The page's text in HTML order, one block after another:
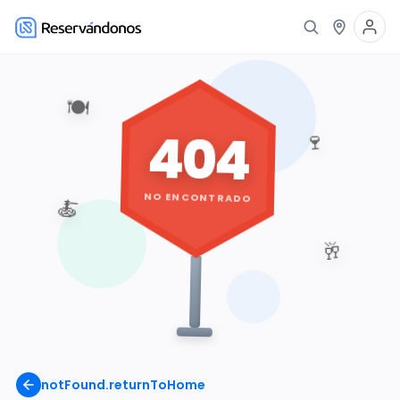
notFound.returnToHome
🍽️
🍷
🥂
🍝
404
NO ENCONTRADO